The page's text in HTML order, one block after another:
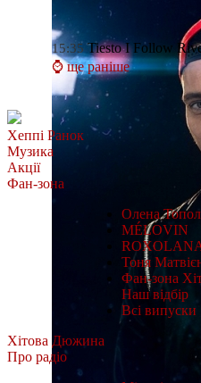
15:35 Tiesto I Follow
⌚ ще раніше
Хеппі Ранок
Музика
Акції
Фан-зона
Олена
MÉLOVIN
Тоня
Фан-зона
Наш відбір
Всі випуски
Хітова Дюжина
Про радіо